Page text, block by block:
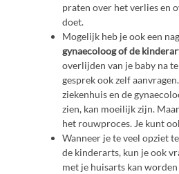
praten over het verlies en
doet.
Mogelijk heb je ook een
gynaecoloog of de
overlijden van je baby na
gesprek ook zelf
ziekenhuis en de
zien, kan moeilijk zijn.
het rouwproces. Je kunt
Wanneer je te veel opziet
de kinderarts, kun je ook
met je huisarts kan